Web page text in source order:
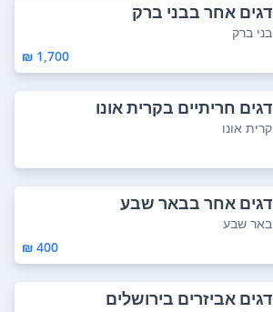
דגים אחר בבני ברק
בני ברק
1,700 ₪
דגים חריתיים בקרית אונו
קרית אונו
דגים אחר בבאר שבע
באר שבע
400 ₪
דגים אביזרים בירושלים